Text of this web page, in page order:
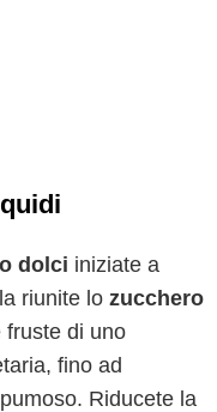
dolci iniziate a
riunite lo zucchero
fruste di uno
fino ad
Riducete la